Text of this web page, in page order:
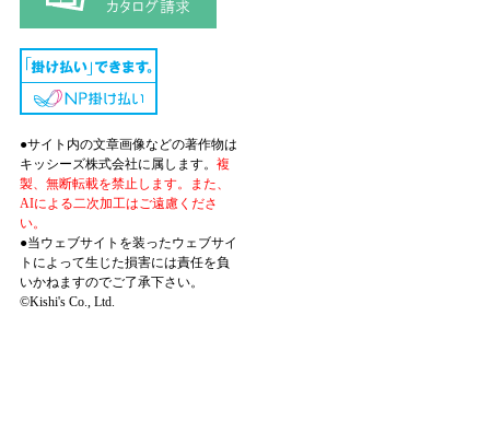
●サイト内の文章画像などの著作物は
キッシーズ株式会社に属します。 複
製、無断転載を禁止します。また、
AIによる二次加工はご遠慮くださ
い。
●当ウェブサイトを装ったウェブサイ
トによって生じた損害には責任を負
いかねますのでご了承下さい。
©Kishi's Co., Ltd.